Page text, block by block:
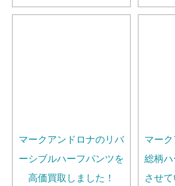
マークアンドロナのリバ
ーシブルハーフパンツを
高価買取しました！
マー
総柄
させて